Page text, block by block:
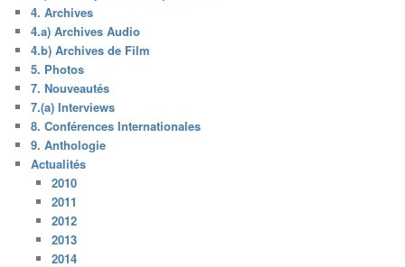
4. Archives
4.a) Archives Audio
4.b) Archives de Film
5. Photos
7. Nouveautés
7.(a) Interviews
8. Conférences Internationales
9. Anthologie
Actualités
2010
2011
2012
2013
2014